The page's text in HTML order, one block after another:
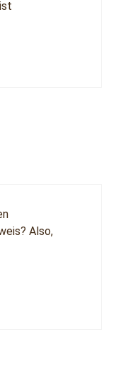
Also,